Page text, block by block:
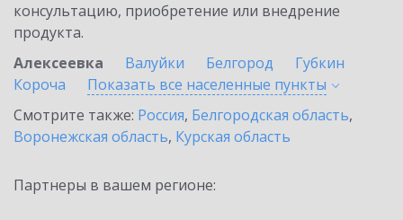
консультацию, приобретение или внедрение
продукта.
Алексеевка
Валуйки Белгород
Губкин
Короча
Показать все населенные пункты
Смотрите также: Россия, Белгородская область,
Воронежская область, Курская область
Партнеры в вашем регионе: